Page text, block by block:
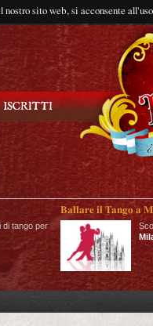
nostro sito web, si acconsente
di tango per
Ballare il Tango a